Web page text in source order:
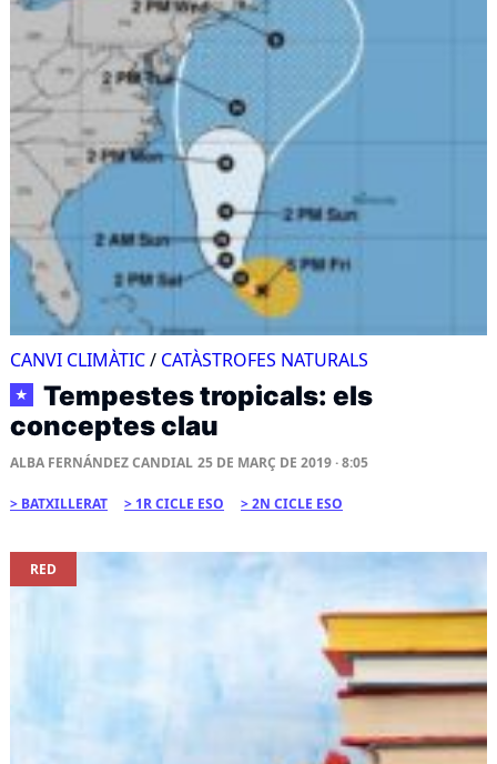
CANVI CLIMÀTIC/ CATÀSTROFES NATURALS
★
Tempestes tropicals: els
conceptes clau
ALBA FERNÁNDEZ CANDIAL 25 DE MARÇ DE 2019 · 8:05
BATXILLERAT 1R CICLE ESO 2N CICLE ESO
RED